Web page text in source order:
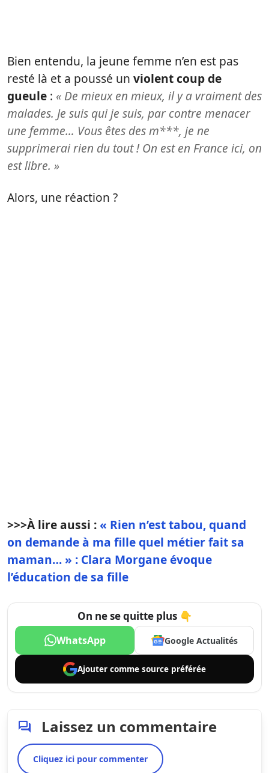
Bien entendu, la jeune femme n’en est pas
resté là et a poussé un violent coup de
gueule : « De mieux en mieux, il y a vraiment des
malades. Je suis qui je suis, par contre menacer
une femme… Vous êtes des m***, je ne
supprimerai rien du tout ! On est en France ici, on
est libre. »
Alors, une réaction ?
>>>À lire aussi :« Rien n’est tabou, quand
on demande à ma fille quel métier fait sa
maman… » : Clara Morgane évoque
l’éducation de sa fille
On ne se quitte plus 👇
WhatsApp Google Actualités
Ajouter comme source préférée
Laissez un commentaire
Cliquez ici pour commenter